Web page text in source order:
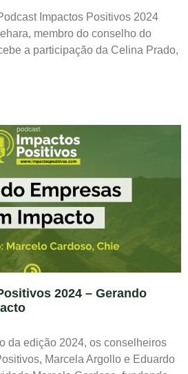
Impactos Positivos 2024
membro do conselho do
a participação da Celina Prado,
2024 – Gerando
da edição 2024, os conselheiros
Marcela Argollo e Eduardo